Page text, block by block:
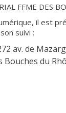
FFME DES
il est
suivi :
av. de
Bouches du